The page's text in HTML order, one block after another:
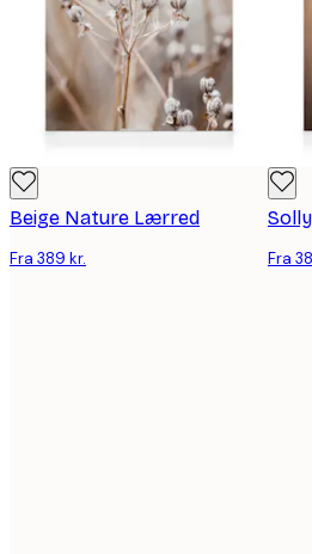
Beige Nature Lærred
Fra 389 kr. Fra